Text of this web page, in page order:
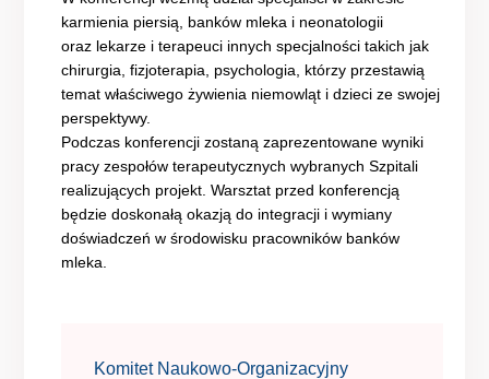
karmienia piersią, banków mleka i neonatologii
oraz lekarze i terapeuci innych specjalności takich jak
chirurgia, fizjoterapia, psychologia, którzy przestawią
temat właściwego żywienia niemowląt i dzieci ze swojej
perspektywy.
Podczas konferencji zostaną zaprezentowane wyniki
pracy zespołów terapeutycznych wybranych Szpitali
realizujących projekt. Warsztat przed konferencją
będzie doskonałą okazją do integracji i wymiany
doświadczeń w środowisku pracowników banków
mleka.
Komitet Naukowo-Organizacyjny